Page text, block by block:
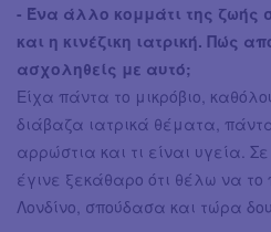
- Ένα άλλο κομμάτι της ζωής
και η κινέζικη ιατρική. Πώς
ασχοληθείς με αυτό;
Είχα πάντα το μικρόβιο,
διάβαζα ιατρικά θέματα,
αρρώστια και τι είναι υγεία.
έγινε ξεκάθαρο ότι θέλω να
Λονδίνο, σπούδασα και τώρα